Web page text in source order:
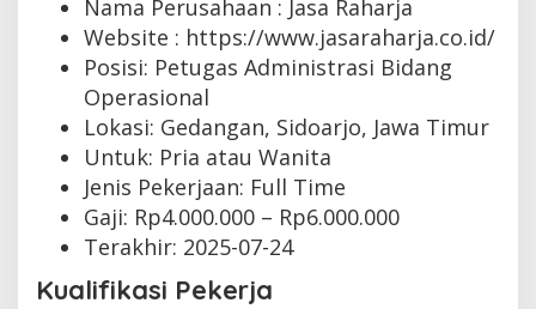
Nama Perusahaan : Jasa Raharja
Website : https://www.jasaraharja.co.id/
Posisi: Petugas Administrasi Bidang
Operasional
Lokasi: Gedangan, Sidoarjo, Jawa Timur
Untuk: Pria atau Wanita
Jenis Pekerjaan: Full Time
Gaji: Rp4.000.000 – Rp6.000.000
Terakhir: 2025-07-24
Kualifikasi Pekerja